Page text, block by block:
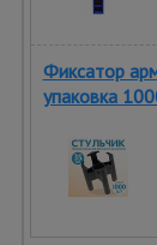
Фиксатор
упаковка